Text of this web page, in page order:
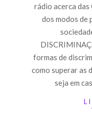
rádio acerca das
dos modos de
formas de
como superar as
seja em